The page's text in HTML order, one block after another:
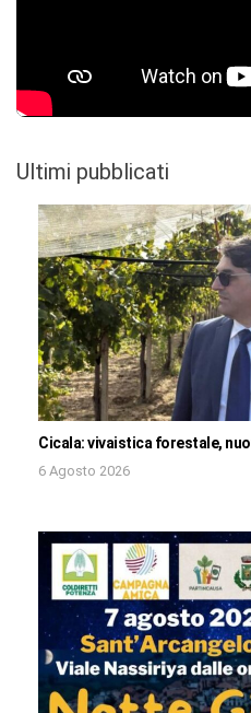
Ultimi pubblicati
Cicala: vivaistica forestale,
6 Agosto 2026